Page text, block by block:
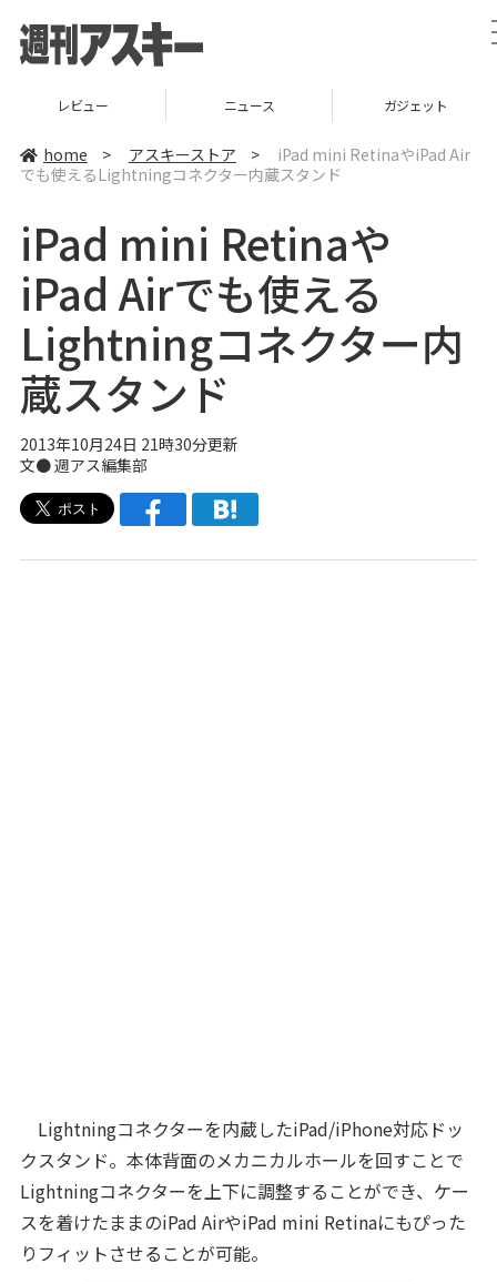
レビュー ニュース ガジェット
home > アスキーストア >
iPad mini RetinaやiPad Air
でも使えるLightningコネクター内蔵スタンド
iPad mini Retinaや
iPad Airでも使える
Lightningコネクター内
蔵スタンド
2013年10月24日 21時30分更新
文●週アス編集部
Lightningコネクターを内蔵したiPad/iPhone対応ドッ
クスタンド。本体背面のメカニカルホールを回すことで
Lightningコネクターを上下に調整することができ、ケー
スを着けたままのiPad AirやiPad mini Retinaにもぴった
りフィットさせることが可能。